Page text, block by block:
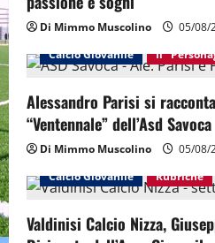
t
i
o
n
Di Mimmo Muscolino
05/08/
Calcio Giovanile
Il
Alessandro Parisi si
“Ventennale” dell’Asd Savoca
Di Mimmo Muscolino
05/08/
Calcio Giovanile
Rubriche
Valdinisi Calcio Nizza,